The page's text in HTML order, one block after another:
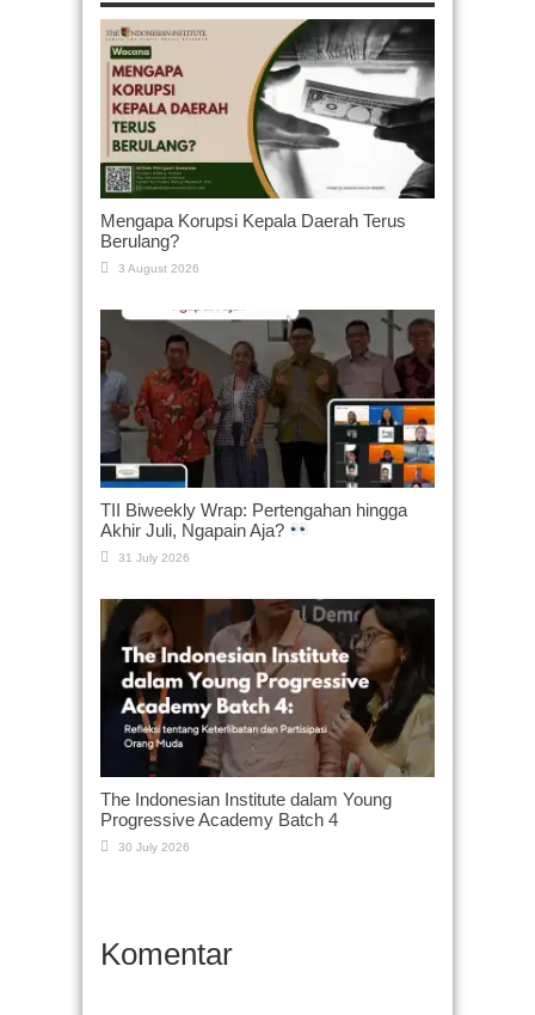
Mengapa Korupsi Kepala Daerah Terus
Berulang?
3 August 2026
TII Biweekly Wrap: Pertengahan hingga
Akhir Juli, Ngapain Aja?
31 July 2026
The Indonesian Institute dalam Young
Progressive Academy Batch 4
30 July 2026
Komentar